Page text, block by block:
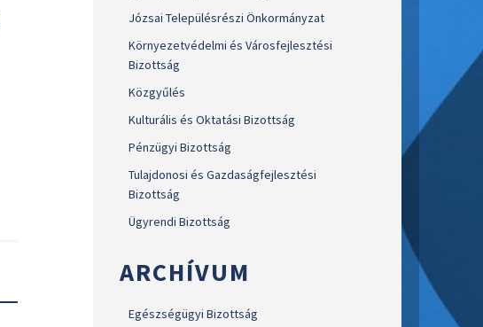
Józsai Településrészi Önkormányzat
Környezetvédelmi és Városfejlesztési
Bizottság
Közgyűlés
Kulturális és Oktatási Bizottság
Pénzügyi Bizottság
Tulajdonosi és Gazdaságfejlesztési
Bizottság
Ügyrendi Bizottság
ARCHÍVUM
Egészségügyi Bizottság